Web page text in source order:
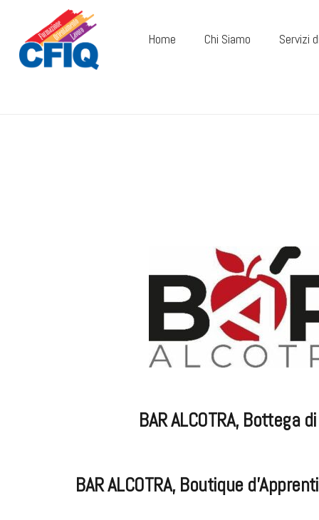
Home Chi Siamo Servizi
BAR ALCOTRA, Bottega
BAR ALCOTRA, Boutique